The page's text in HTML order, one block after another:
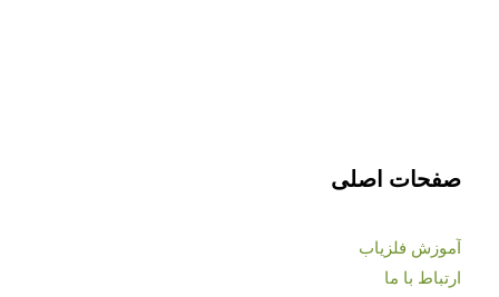
صفحات اصلی
آموزش فلزیاب
ارتباط با ما